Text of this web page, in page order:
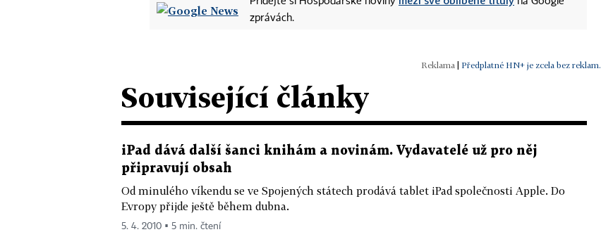
zprávách.
Předplatné HN+ je zcela bez reklam.
Související články
iPad dává další šanci knihám a novinám. Vydavatelé už pro něj
připravují obsah
Od minulého víkendu se ve Spojených státech prodává tablet iPad společnosti Apple. Do
Evropy přijde ještě během dubna.
5. 4. 2010 ▪ 5 min. čtení